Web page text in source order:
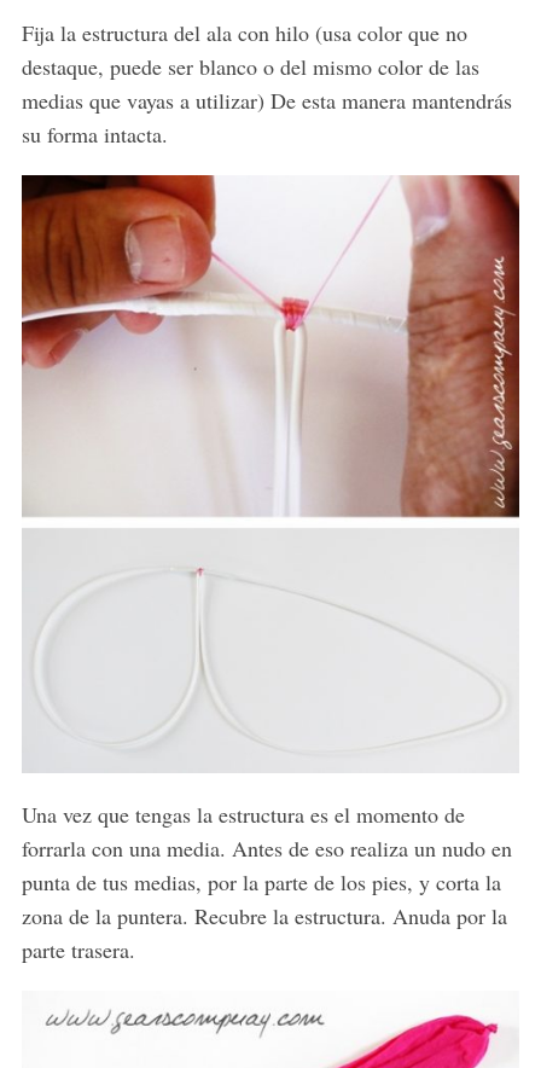
Fija la estructura del ala con hilo (usa color que no
destaque, puede ser blanco o del mismo color de las
medias que vayas a utilizar) De esta manera mantendrás
su forma intacta.
Una vez que tengas la estructura es el momento de
forrarla con una media. Antes de eso realiza un nudo en
punta de tus medias, por la parte de los pies, y corta la
zona de la puntera. Recubre la estructura. Anuda por la
parte trasera.